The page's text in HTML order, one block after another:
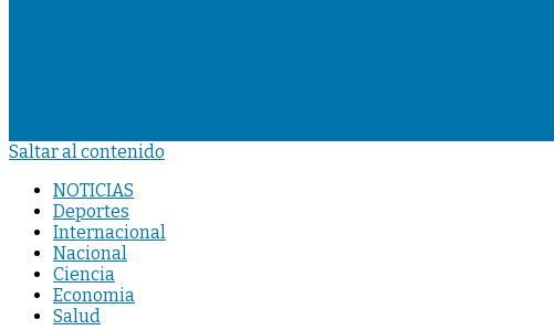
Saltar al contenido
NOTICIAS
Deportes
Internacional
Nacional
Ciencia
Economia
Salud